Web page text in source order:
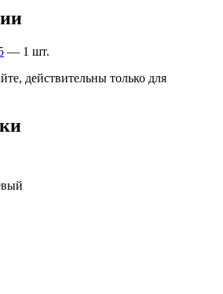
— 1 шт.
действительны только для